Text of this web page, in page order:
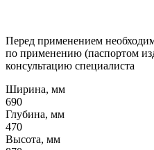
Перед применением
по применению (паспортом
консультацию специалиста
Ширина, мм
690
Глубина, мм
470
Высота, мм